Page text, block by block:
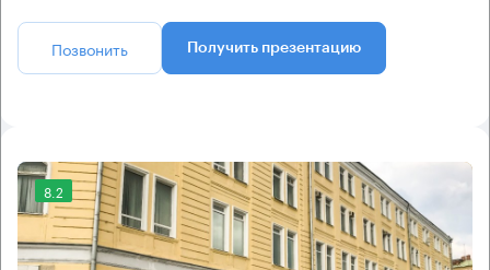
Позвонить Получить презентацию
8.2